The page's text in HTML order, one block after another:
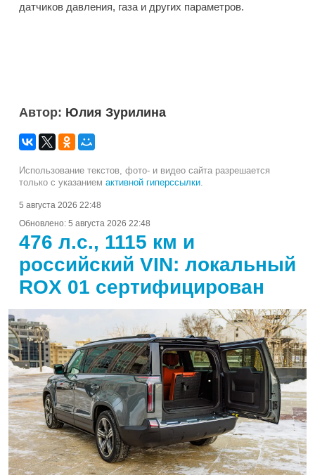
датчиков давления, газа и других параметров.
Автор: Юлия Зурилина
Использование текстов, фото- и видео сайта разрешается
только с указанием активной гиперссылки.
5 августа 2026 22:48
Обновлено: 5 августа 2026 22:48
476 л.с., 1115 км и
российский VIN: локальный
ROX 01 сертифицирован